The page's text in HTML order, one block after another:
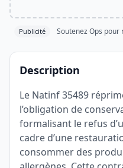
Publicité Soutenez Ops pour
Description
Le Natinf 35489
l’obligation de
formalisant le refus
cadre d’une
consommer des